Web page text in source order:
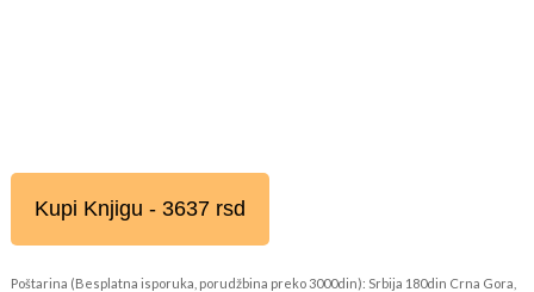
Kupi Knjigu - 3637 rsd
Poštarina (Besplatna isporuka, porudžbina preko 3000din): Srbija 180din Crna Gora,